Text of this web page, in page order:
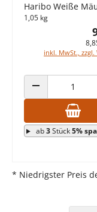
Haribo Weiße
1,05 kg
inkl. MwSt., zzgl.
ANZAHL
ab3Stück5%
* Niedrigster Preis